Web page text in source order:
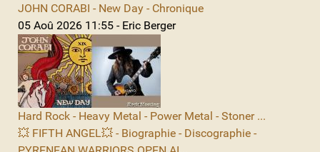
JOHN CORABI - New Day - Chronique
05 Aoû 2026 11:55 - Eric Berger
Hard Rock - Heavy Metal - Power Metal - Stoner ...
💥 FIFTH ANGEL💥 - Biographie - Discographie -